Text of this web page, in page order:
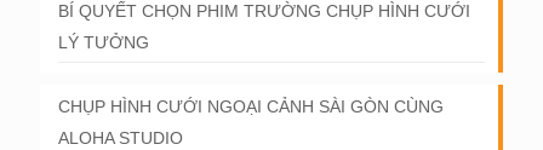
BÍ QUYẾT CHỌN PHIM TRƯỜNG CHỤP HÌNH CƯỚI
LÝ TƯỞNG
CHỤP HÌNH CƯỚI NGOẠI CẢNH SÀI GÒN CÙNG
ALOHA STUDIO